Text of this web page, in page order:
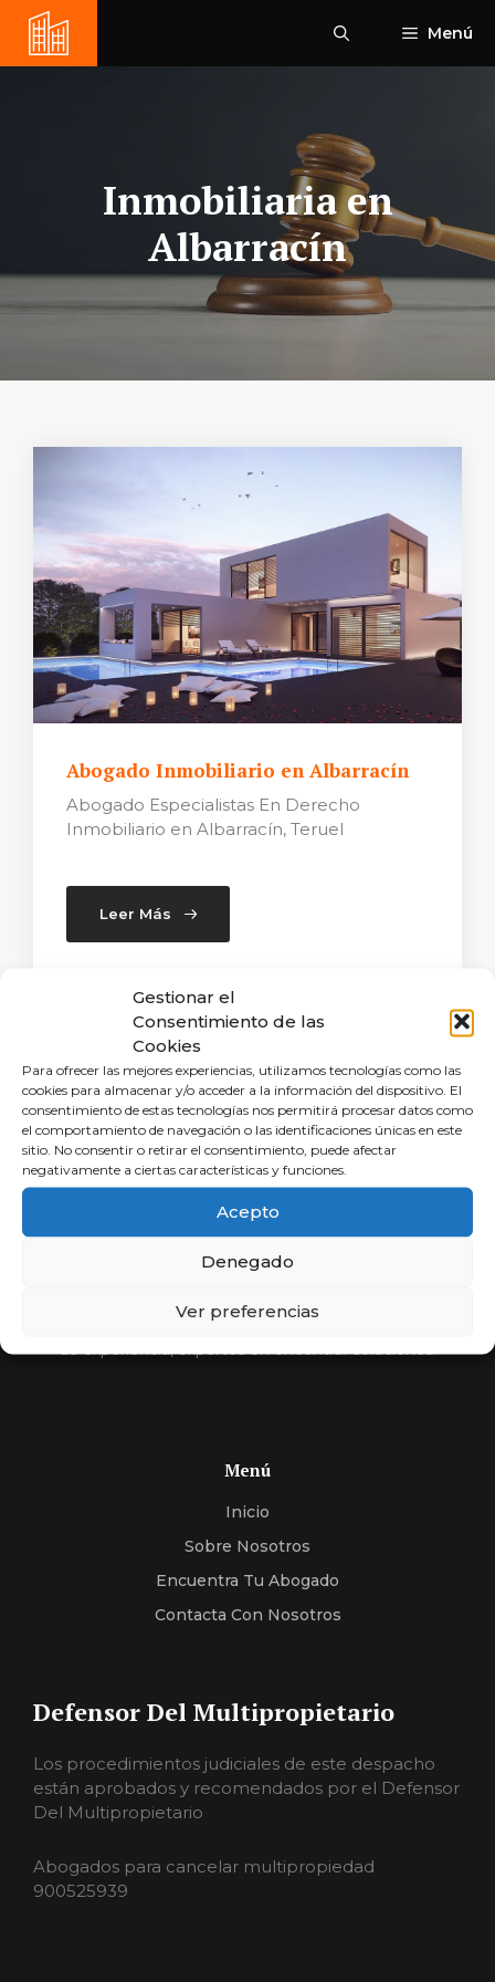
Gestionar el
Consentimiento de las
Cookies
Para ofrecer las mejores experiencias, utilizamos tecnologías como las
cookies para almacenar y/o acceder a la información del dispositivo. El
consentimiento de estas tecnologías nos permitirá procesar datos como
el comportamiento de navegación o las identificaciones únicas en este
sitio. No consentir o retirar el consentimiento, puede afectar
negativamente a ciertas características y funciones.
Acepto
Denegado
Ver preferencias
Saltar
contenido
Menú
Inmobiliaria en
Albarracín
Abogado Inmobiliario en Albarracín
Abogado Especialistas En Derecho
Inmobiliario en Albarracín, Teruel
Leer Más
Porcentaje
Compara y elige al mejor abogado.
Si usted no cobra, nosotros tampoco. Más de 30 años
de experiencia, expertos en encontrar soluciones.
Menú
Inicio
Sobre Nosotros
Encuentra Tu Abogado
Contacta Con Nosotros
Defensor Del Multipropietario
Los procedimientos judiciales de este despacho
están aprobados y recomendados por el Defensor
Del Multipropietario
Abogados para cancelar multipropiedad
900525939